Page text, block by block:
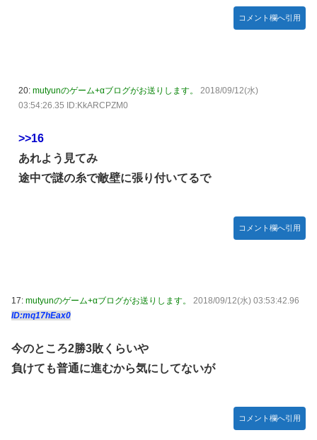
コメント欄へ引用
20: mutyunのゲーム+αブログがお送りします。
2018/09/12(水)
03:54:26.35 ID:KkARCPZM0
>>16
あれよう見てみ
途中で謎の糸で敵壁に張り付いてるで
コメント欄へ引用
17: mutyunのゲーム+αブログがお送りします。
2018/09/12(水) 03:53:42.96
ID:mq17hEax0
今のところ2勝3敗くらいや
負けても普通に進むから気にしてないが
コメント欄へ引用